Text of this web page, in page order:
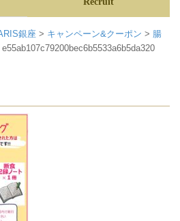
銀座 > キャンペーン&クーポン > 腸
e55ab107c79200bec6b5533a6b5da320